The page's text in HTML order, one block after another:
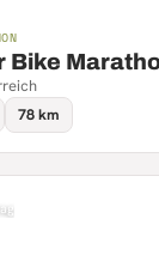
Bike
78 km